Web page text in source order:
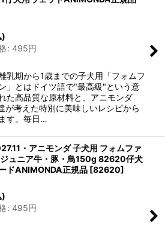
)
: 495円
乳期から1歳までの子犬用「フォムフ
」とはドイツ語で"最高級"という意
た高品質な原材料と、アニモンダ
が考えた特別に美味しいレシピから
す。毎日…
・アニモンダ 子犬用 フォムファ
ュニア牛・豚・鳥150g 82620仔犬
ドANIMONDA正規品 [82620]
)
: 495円